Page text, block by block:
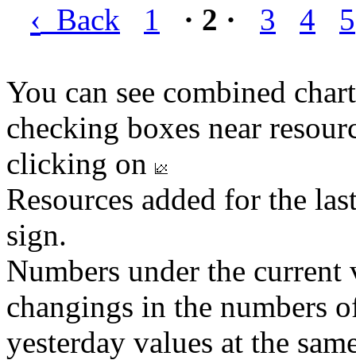
‹ Back 1 · 2 · 3 4 5
You can see combined
checking boxes near
clicking on
Resources added for the
sign.
Numbers under the
changings in the numbers
yesterday values at the